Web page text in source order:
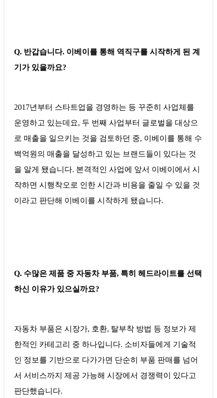
Q. 반갑습니다. 이베이를 통해 역직구를 시작하게 된 계
기가 있을까요?
2017년부터 스타트업을 경영하는 등 꾸준히 사업체를
운영하고 있는데요, 두 번째 사업부터 글로벌을 대상으
로 매출을 일으키는 것을 검토하던 중, 이베이를 통해 수
백억원의 매출을 달성하고 있는 브랜드들이 있다는 것
을 알게 됐습니다. 본격적인 사업에 앞서 이베이에서 시
작하면 시행착오로 인한 시간과 비용을 줄일 수 있을 것
이라고 판단해 이베이를 시작하게 됐습니다.
Q. 수많은 제품 중 자동차 부품, 특히 헤드라이트를 선택
하신 이유가 있으실까요?
자동차 부품은 시장가, 호환, 탈부착 방법 등 정보가 제
한적인 카테고리 중 하나입니다. 소비자들에게 기술적
인 정보를 기반으로 다가가면 단순히 부품 판매를 넘어
서 서비스까지 제공 가능해 시장에서 경쟁력이 있다고
판단했습니다.